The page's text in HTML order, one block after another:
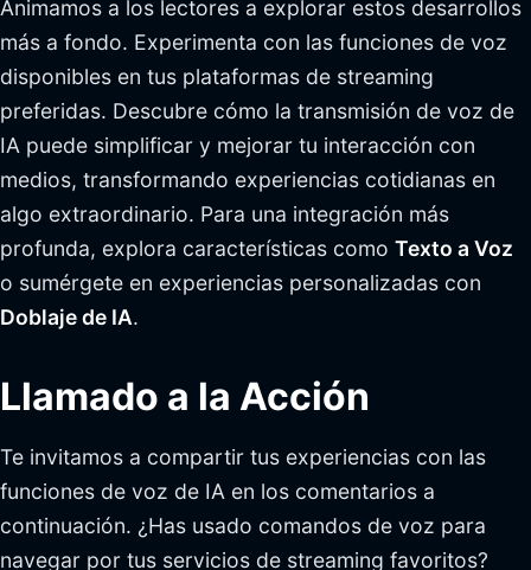
Animamos a los lectores a explorar estos desarrollos
más a fondo. Experimenta con las funciones de voz
disponibles en tus plataformas de streaming
preferidas. Descubre cómo la transmisión de voz de
IA puede simplificar y mejorar tu interacción con
medios, transformando experiencias cotidianas en
algo extraordinario. Para una integración más
profunda, explora características como Texto a Voz
o sumérgete en experiencias personalizadas con
Doblaje de IA.
Llamado a la Acción
Te invitamos a compartir tus experiencias con las
funciones de voz de IA en los comentarios a
continuación. ¿Has usado comandos de voz para
navegar por tus servicios de streaming favoritos?